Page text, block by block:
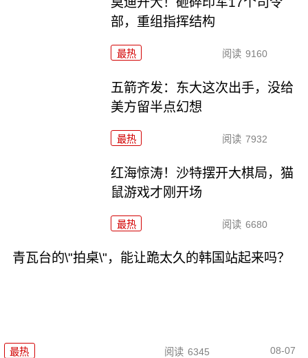
部，重组指挥结构
最热 阅读 9160
五箭齐发：东大这次出手，没给
美方留半点幻想
最热 阅读 7932
红海惊涛！沙特摆开大棋局，猫
鼠游戏才刚开场
最热 阅读 6680
青瓦台的\"拍桌\"，能让跪太久的韩国站起来吗？
最热 阅读 6345 08-07